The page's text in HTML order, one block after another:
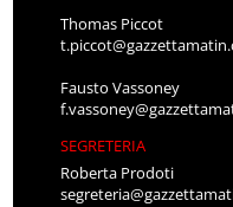
Thomas Piccot
Fausto Vassoney
SEGRETERIA
Roberta Prodoti